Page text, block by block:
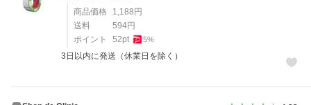
商品価格 1,188円
送料
594円
ポイント
52pt 5%
3日以内に発送（休業日を除く）